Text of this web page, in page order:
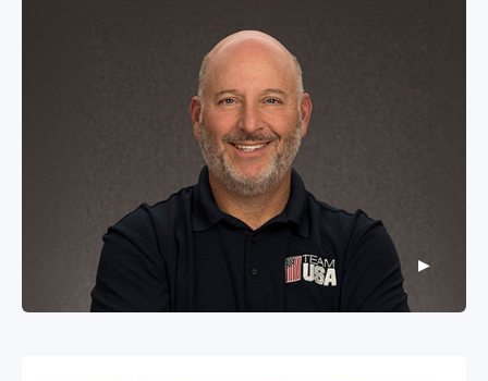
importantes, comme mes images, en
sécurité à tout moment. Que les images
proviennent d'événements privés ou
d'occasions historiques comme les Jeux
olympiques, leur importance reste la même.
▶ ▶